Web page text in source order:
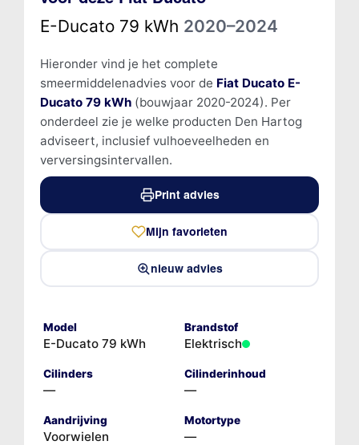
E-Ducato 79 kWh 2020–2024
Hieronder vind je het complete
smeermiddelenadvies voor de Fiat Ducato E-
Ducato 79 kWh(bouwjaar 2020-2024). Per
onderdeel zie je welke producten Den Hartog
adviseert, inclusief vulhoeveelheden en
verversingsintervallen.
Print advies
Mijn favorieten
nieuw advies
Model
E-Ducato 79 kWh
Brandstof
Elektrisch
Cilinders
—
Cilinderinhoud
—
Aandrijving
Voorwielen
Motortype
—